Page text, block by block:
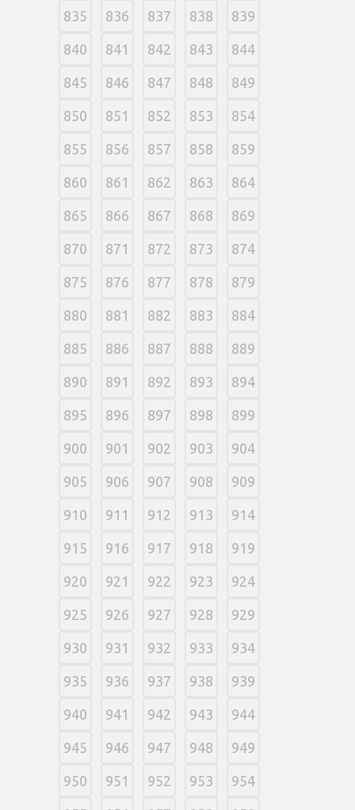
835 836 837 838 839
840 841 842 843 844
845 846 847 848 849
850 851 852 853 854
855 856 857 858 859
860 861 862 863 864
865 866 867 868 869
870 871 872 873 874
875 876 877 878 879
880 881 882 883 884
885 886 887 888 889
890 891 892 893 894
895 896 897 898 899
900 901 902 903 904
905 906 907 908 909
910 911 912 913 914
915 916 917 918 919
920 921 922 923 924
925 926 927 928 929
930 931 932 933 934
935 936 937 938 939
940 941 942 943 944
945 946 947 948 949
950 951 952 953 954